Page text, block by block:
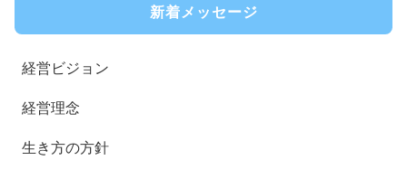
新着メッセージ
経営ビジョン
経営理念
生き方の方針